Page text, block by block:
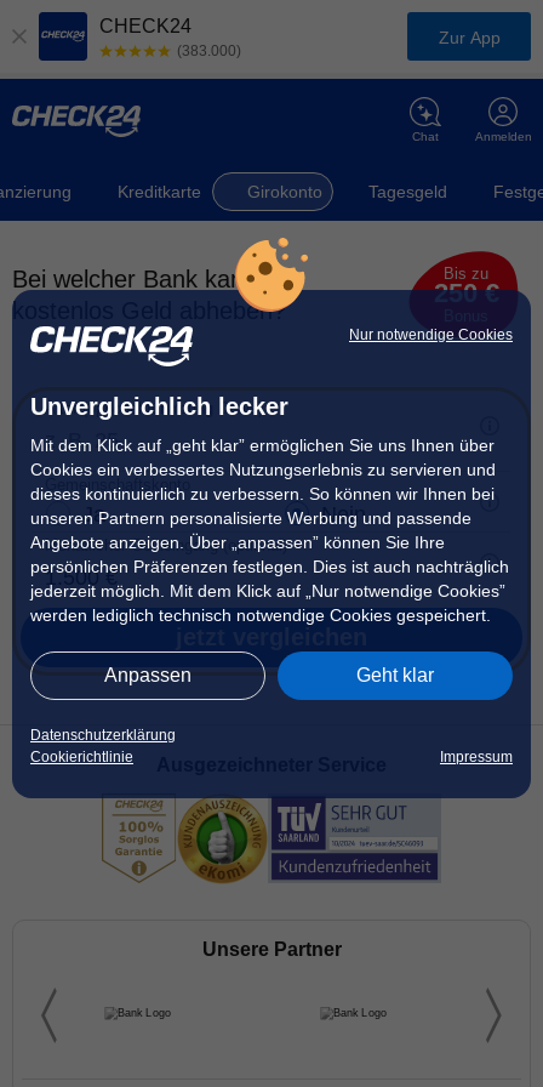
Nur notwendige Cookies
Unvergleichlich lecker
Mit dem Klick auf „geht klar” ermöglichen Sie uns Ihnen über
Cookies ein verbessertes Nutzungserlebnis zu servieren und
dieses kontinuierlich zu verbessern. So können wir Ihnen bei
unseren Partnern personalisierte Werbung und passende
Angebote anzeigen. Über „anpassen” können Sie Ihre
persönlichen Präferenzen festlegen. Dies ist auch nachträglich
jederzeit möglich. Mit dem Klick auf „Nur notwendige Cookies”
werden lediglich technisch notwendige Cookies gespeichert.
Anpassen Geht klar
Datenschutzerklärung
Cookierichtlinie
Impressum
CHECK24
(383.000)
Zur App
Anmelden
Chat
Kreditkarte Girokonto Tagesgeld
Bei welcher Bank kann ich
kostenlos Geld abheben?
Bis zu
250 €
Gemeinschaftskonto
Ja Nein
Monatlicher Geldeingang (optional)
Alter (optional für Young Deals)
Unsere Partner